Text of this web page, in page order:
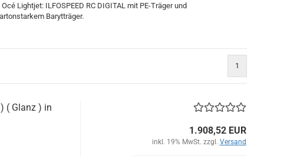
Lightjet: ILFOSPEED RC DIGITAL mit PE-Träger und
Barytträger.
1
( Glanz ) in
1.908,52 EUR
inkl. 19% MwSt. zzgl. Versand